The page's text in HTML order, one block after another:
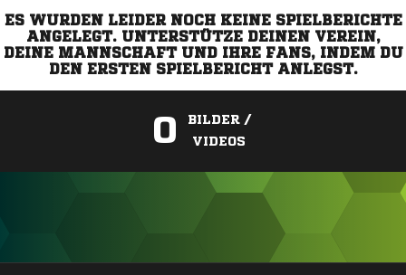
ES WURDEN LEIDER NOCH KEINE SPIELBERICHTE
ANGELEGT. UNTERSTÜTZE DEINEN VEREIN,
DEINE MANNSCHAFT UND IHRE FANS, INDEM DU
DEN ERSTEN SPIELBERICHT ANLEGST.
0
BILDER /
VIDEOS